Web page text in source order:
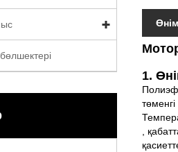
1.
,